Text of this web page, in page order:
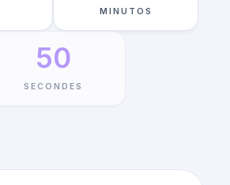
MINUTOS
49
SECONDES